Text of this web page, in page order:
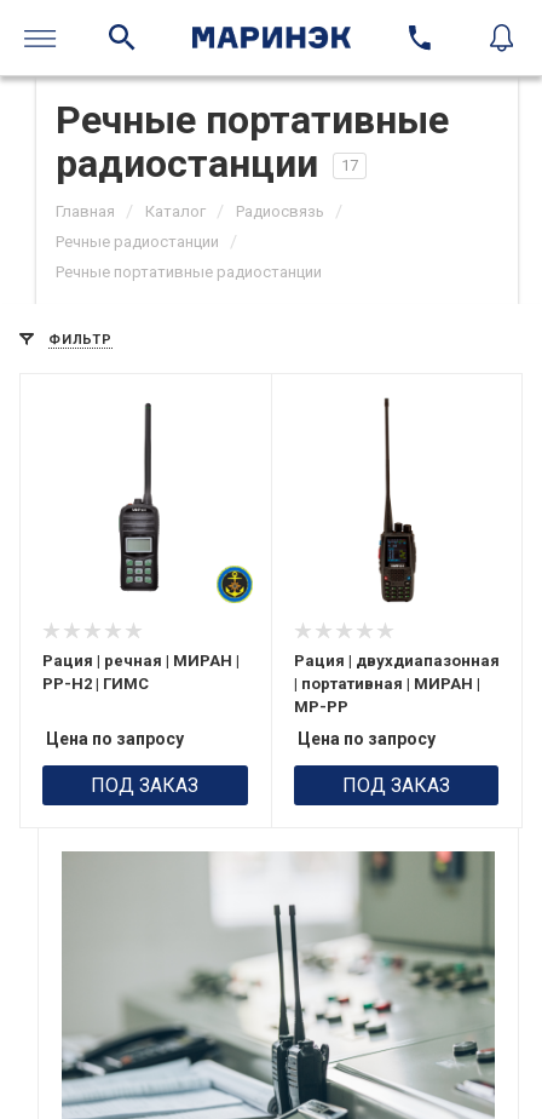
Речные портативные
радиостанции
17
Главная / Каталог / Радиосвязь /
Речные радиостанции /
Речные портативные радиостанции
ФИЛЬТР
Рация | речная | МИРАН |
РР-Н2 | ГИМС
Цена по запросу
ПОД ЗАКАЗ
Рация | двухдиапазонная
| портативная | МИРАН |
МР-РР
Цена по запросу
ПОД ЗАКАЗ